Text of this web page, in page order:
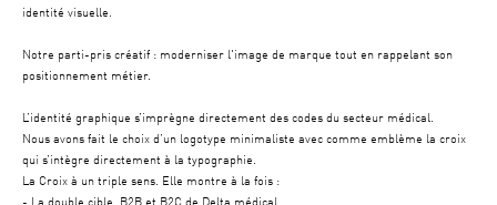
identité visuelle.
Notre parti-pris créatif : moderniser l'image de marque tout en rappelant son
positionnement métier.
L’identité graphique s’imprègne directement des codes du secteur médical.
Nous avons fait le choix d’un logotype minimaliste avec comme emblème la croix
qui s’intègre directement à la typographie.
La Croix à un triple sens. Elle montre à la fois :